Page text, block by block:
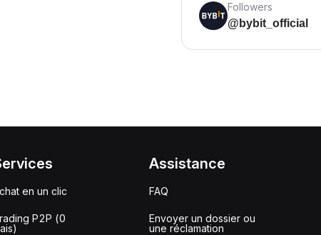
Followers
@bybit_official
en un clic
P2P (0
Assistance
FAQ
Envoyer un dossier ou
une réclamation